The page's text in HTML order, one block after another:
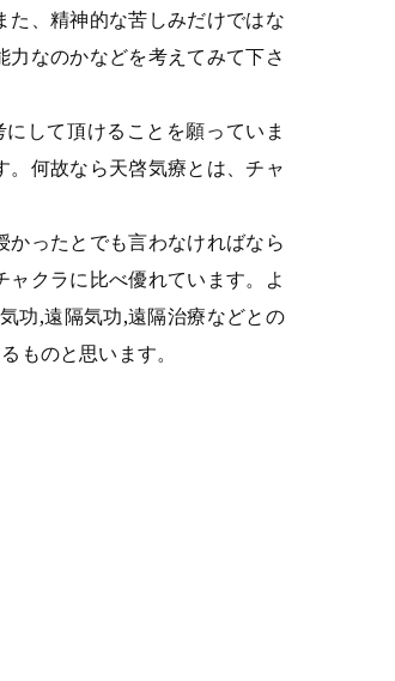
、精神的な苦しみだけではな
なのかなどを考えてみて下さ
して頂けることを願っていま
何故なら天啓気療とは、チャ
ったとでも言わなければなら
クラに比べ優れています。よ
功,遠隔気功,遠隔治療などとの
ものと思います。